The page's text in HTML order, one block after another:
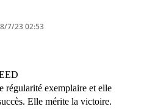
8/7/23 02:53
régularité exemplaire et elle
Elle mérite la victoire.